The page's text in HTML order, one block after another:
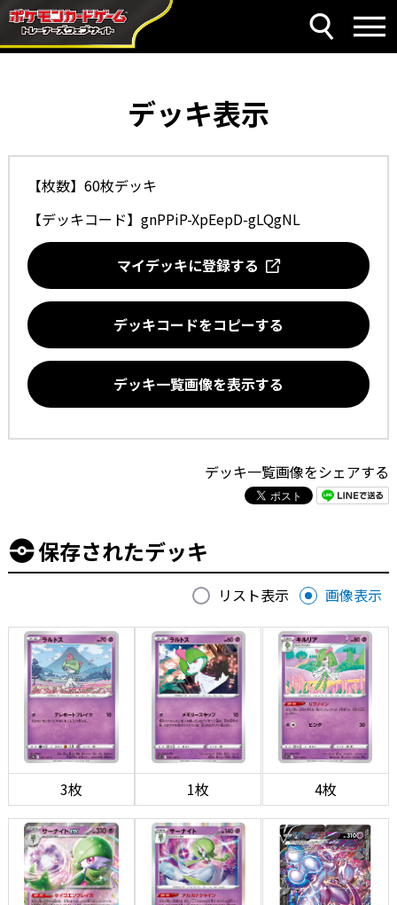
デッキ表示
【枚数】60枚デッキ
【デッキコード】 gnPPiP-XpEepD-gLQgNL
マイデッキに登録する
デッキコードをコピーする
デッキ一覧画像を表示する
デッキ一覧画像をシェアする
保存されたデッキ
リスト表示 画像表示
3枚 1枚 4枚